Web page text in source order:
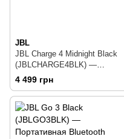
JBL
JBL Charge 4 Midnight Black
(JBLCHARGE4BLK) —
Портативная Bluetooth
колонка 30 Вт
4 499 грн